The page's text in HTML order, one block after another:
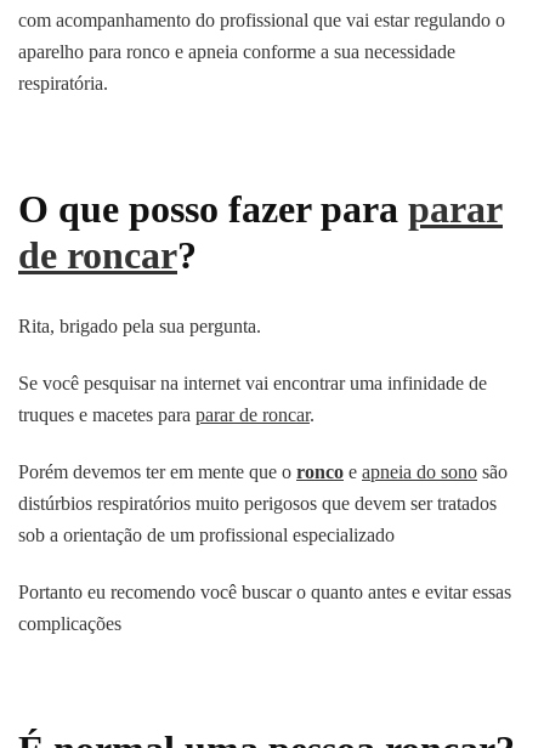
com acompanhamento do profissional que vai estar regulando o
aparelho para ronco e apneia conforme a sua necessidade
respiratória.
O que posso fazer para parar
de roncar?
Rita, brigado pela sua pergunta.
Se você pesquisar na internet vai encontrar uma infinidade de
truques e macetes para parar de roncar.
Porém devemos ter em mente que o ronco e apneia do sono são
distúrbios respiratórios muito perigosos que devem ser tratados
sob a orientação de um profissional especializado
Portanto eu recomendo você buscar o quanto antes e evitar essas
complicações